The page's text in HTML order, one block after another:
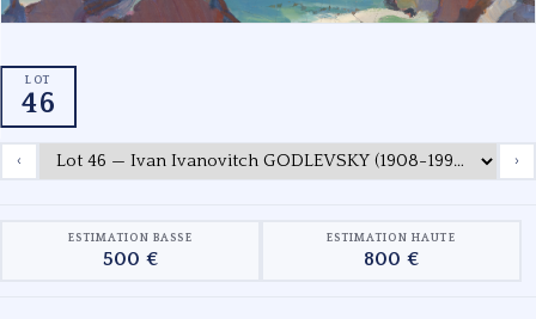
LOT
46
‹ ›
ESTIMATION BASSE
500 €
ESTIMATION HAUTE
800 €